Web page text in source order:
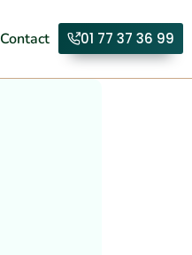
Contact 01 77 37 36 99